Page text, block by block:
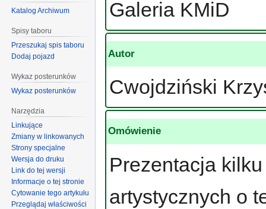
Galeria KMiD
Autor
Cwojdziński
Omówienie
Prezentacja
artystycznych o
Katalog Archiwum
Spisy taboru
Przeszukaj spis taboru
Dodaj pojazd
Wykaz posterunków
Wykaz posterunków
Narzędzia
Linkujące
Zmiany w linkowanych
Strony specjalne
Wersja do druku
Link do tej wersji
Informacje o tej stronie
Cytowanie tego artykułu
Przeglądaj właściwości